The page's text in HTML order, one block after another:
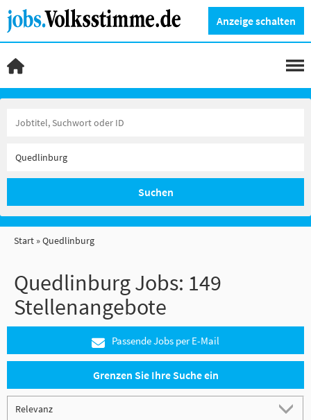
Anzeige schalten
Suchen
Start Quedlinburg
Quedlinburg Jobs: 149
Stellenangebote
Passende Jobs per E-Mail
Grenzen Sie Ihre Suche ein